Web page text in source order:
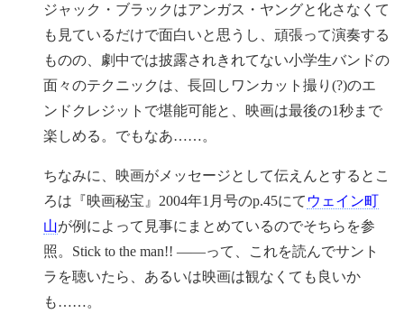
ジャック・ブラックはアンガス・ヤングと化さなくて
も見ているだけで面白いと思うし、頑張って演奏する
ものの、劇中では披露されきれてない小学生バンドの
面々のテクニックは、長回しワンカット撮り(?)のエ
ンドクレジットで堪能可能と、映画は最後の1秒まで
楽しめる。でもなあ……。
ちなみに、映画がメッセージとして伝えんとするとこ
ろは『映画秘宝』2004年1月号のp.45にて ウェイン町
山が例によって見事にまとめているのでそちらを参
照。Stick to the man!! ——って、これを読んでサント
ラを聴いたら、あるいは映画は観なくても良いか
も……。